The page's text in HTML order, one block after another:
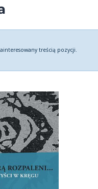
treścią pozycji.